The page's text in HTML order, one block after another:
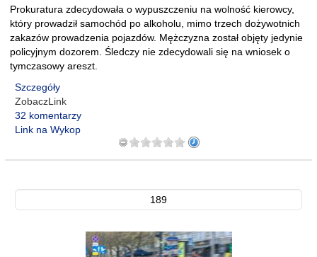
Prokuratura zdecydowała o wypuszczeniu na wolność kierowcy,
który prowadził samochód po alkoholu, mimo trzech dożywotnich
zakazów prowadzenia pojazdów. Mężczyzna został objęty jedynie
policyjnym dozorem. Śledczy nie zdecydowali się na wniosek o
tymczasowy areszt.
Szczegóły
ZobaczLink
32 komentarzy
Link na Wykop
189